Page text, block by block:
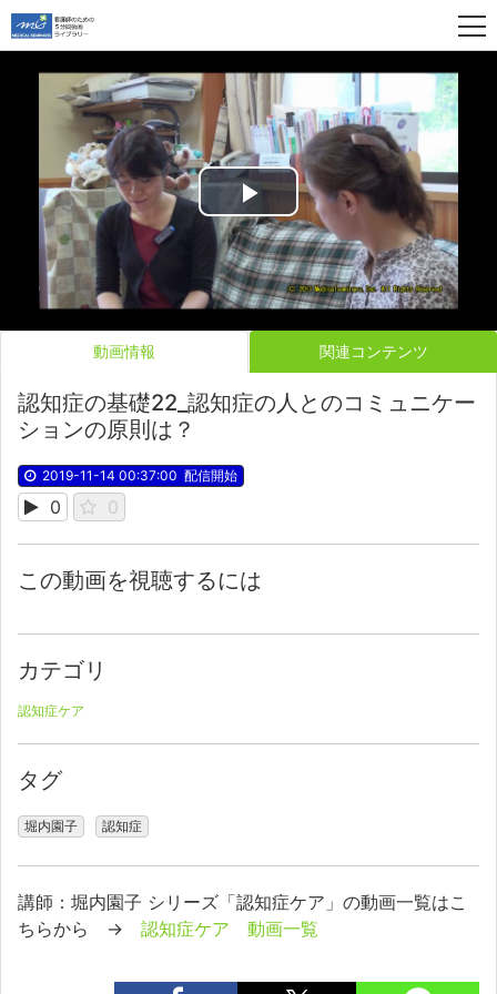
Play
Video
動画情報 関連コンテンツ
認知症の基礎22_認知症の人とのコミュニケー
ションの原則は？
2019-11-14 00:37:00 配信開始
0 0
この動画を視聴するには
カテゴリ
認知症ケア
タグ
堀内園子 認知症
講師：堀内園子 シリーズ「認知症ケア」の動画一覧はこ
ちらから → 認知症ケア 動画一覧